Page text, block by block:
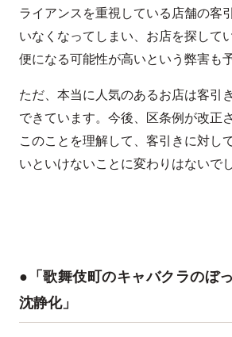
ライアンスを重視している店舗の客
いなくなってしまい、お店を探して
便になる可能性が高いという弊害も
ただ、本当に人気のあるお店は客引
できています。今後、区条例が改正
このことを理解して、客引きに対し
いといけないことに変わりはないで
●「歌舞伎町のキャバクラのぼ
沈静化」